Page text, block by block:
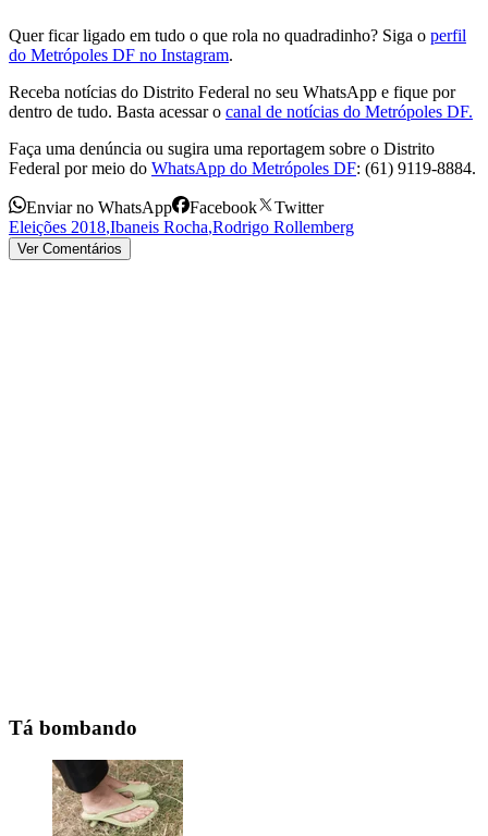
Quer ficar ligado em tudo o que rola no quadradinho? Siga o perfil
do Metrópoles DF no Instagram.
Receba notícias do Distrito Federal no seu WhatsApp e fique por
dentro de tudo. Basta acessar o canal de notícias do Metrópoles DF.
Faça uma denúncia ou sugira uma reportagem sobre o Distrito
Federal por meio do WhatsApp do Metrópoles DF: (61) 9119-8884.
Enviar no WhatsApp Facebook
Twitter
Eleições 2018,Ibaneis Rocha,Rodrigo Rollemberg
Ver Comentários
Tá bombando